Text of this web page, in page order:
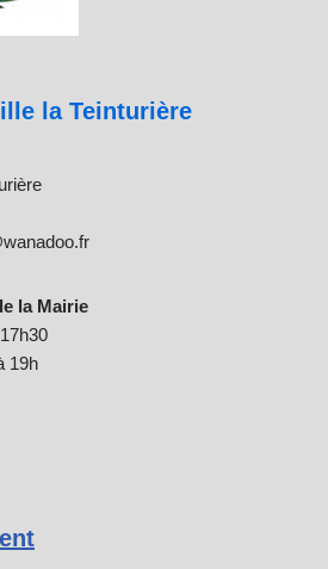
la Teinturière
la Mairie
19h